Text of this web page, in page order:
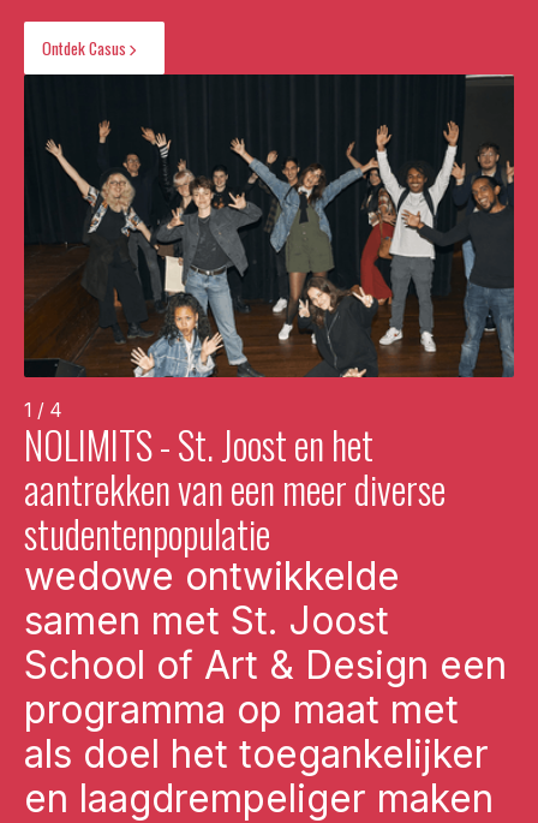
Ontdek Casus
1 / 4
NOLIMITS - St. Joost en het
aantrekken van een meer diverse
studentenpopulatie
wedowe ontwikkelde
samen met St. Joost
School of Art & Design een
programma op maat met
als doel het toegankelijker
en laagdrempeliger maken